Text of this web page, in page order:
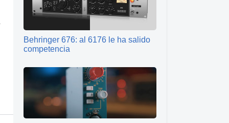
Behringer 676: al 6176 le ha salido
competencia